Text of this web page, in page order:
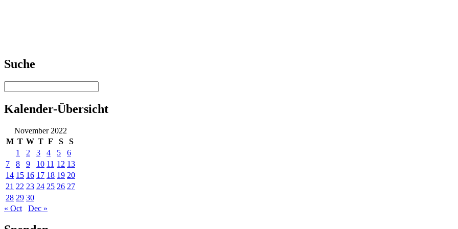
Suche
Kalender-Übersicht
November 2022
M T W T F S
S
1
2 3 4 5
6
7
8 9 10 11 12 13
14 15 16 17 18 19 20
21 22 23 24 25 26 27
28 29 30
« Oct
Dec »